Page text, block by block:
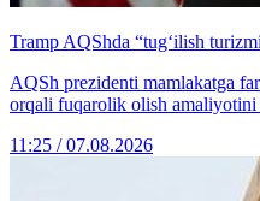
Tramp AQShda “tug‘ilish
AQSh prezidenti mamlakatga
orqali fuqarolik olish
11:25 / 07.08.2026